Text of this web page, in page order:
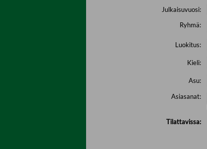
Julkaisuvuosi:
Ryhmä:
Luokitus:
Kieli:
Asu:
Asiasanat:
Tilattavissa: